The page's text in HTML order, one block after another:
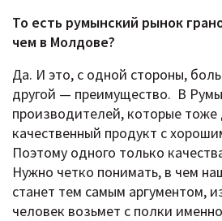
То есть румынский рынок
чем в Молдове?
Да. И это, с одной стороны,
другой — преимущество. В
производителей, которые
качественный продукт с
Поэтому одного только
Нужно четко понимать, в чем
станет тем самым аргументом,
человек возьмет с полки